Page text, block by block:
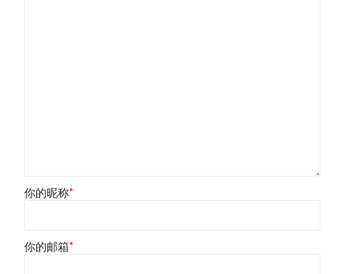
你的昵称*
你的邮箱*